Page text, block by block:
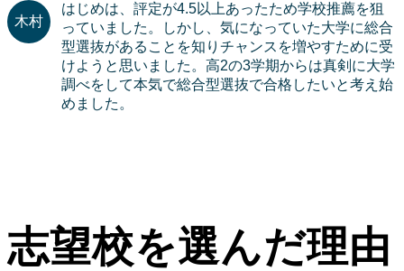
はじめは、評定が4.5以上あったため学校推薦を狙
っていました。しかし、気になっていた大学に総合
型選抜があることを知りチャンスを増やすために受
けようと思いました。高2の3学期からは真剣に大学
調べをして本気で総合型選抜で合格したいと考え始
めました。
志望校を選んだ理由